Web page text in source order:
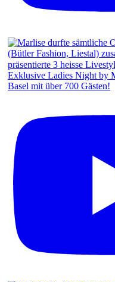
Exklusive Ladies Night by
Basel mit über 700 Gästen!